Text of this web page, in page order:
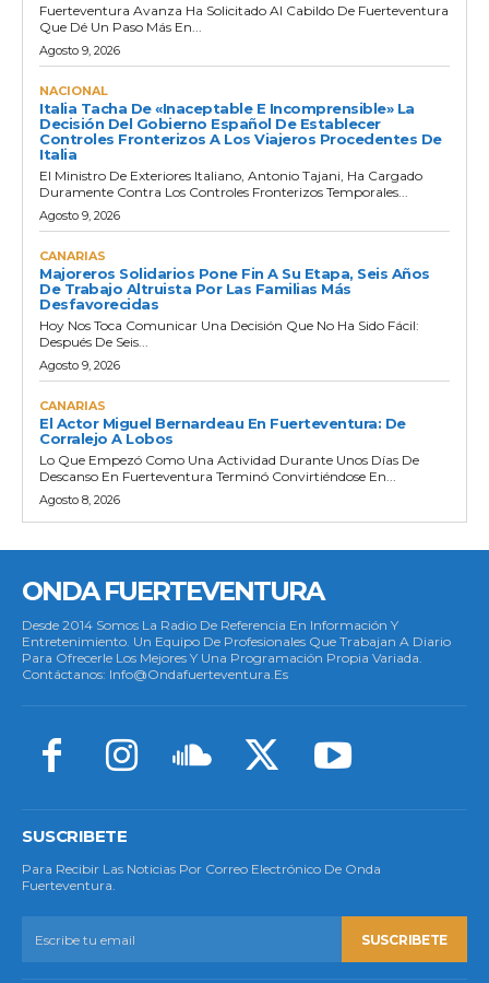
Fuerteventura Avanza Ha Solicitado Al Cabildo De Fuerteventura
Que Dé Un Paso Más En...
Agosto 9, 2026
NACIONAL
Italia Tacha De «inaceptable E Incomprensible» La
Decisión Del Gobierno Español De Establecer
Controles Fronterizos A Los Viajeros Procedentes De
Italia
El Ministro De Exteriores Italiano, Antonio Tajani, Ha Cargado
Duramente Contra Los Controles Fronterizos Temporales...
Agosto 9, 2026
CANARIAS
Majoreros Solidarios Pone Fin A Su Etapa, Seis Años
De Trabajo Altruista Por Las Familias Más
Desfavorecidas
Hoy Nos Toca Comunicar Una Decisión Que No Ha Sido Fácil:
Después De Seis...
Agosto 9, 2026
CANARIAS
El Actor Miguel Bernardeau En Fuerteventura: De
Corralejo A Lobos
Lo Que Empezó Como Una Actividad Durante Unos Días De
Descanso En Fuerteventura Terminó Convirtiéndose En...
Agosto 8, 2026
ONDA FUERTEVENTURA
Desde 2014 Somos La Radio De Referencia En Información Y
Entretenimiento. Un Equipo De Profesionales Que Trabajan A Diario
Para Ofrecerle Los Mejores Y Una Programación Propia Variada.
Contáctanos: Info@ondafuerteventura.es
SUSCRIBETE
Para Recibir Las Noticias Por Correo Electrónico De Onda
Fuerteventura.
SUSCRIBETE